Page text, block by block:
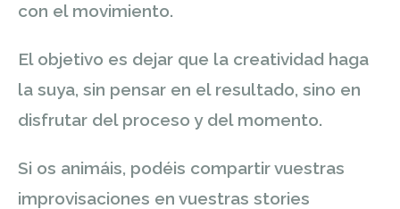
con el movimiento.
El objetivo es dejar que la creatividad haga
la suya, sin pensar en el resultado, sino en
disfrutar del proceso y del momento.
Si os animáis, podéis compartir vuestras
improvisaciones en vuestras stories